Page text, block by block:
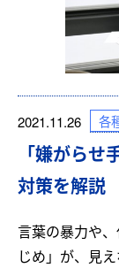
2021.11.26 各
「嫌がらせ
対策を解説
言葉の暴力や
じめ」が、見